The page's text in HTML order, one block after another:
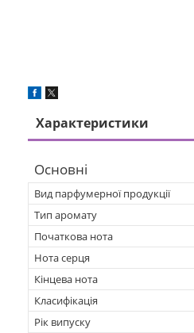
Характеристики
Основні
Вид парфумерної продукції
Тип аромату
Початкова нота
Нота серця
Кінцева нота
Класифікація
Рік випуску